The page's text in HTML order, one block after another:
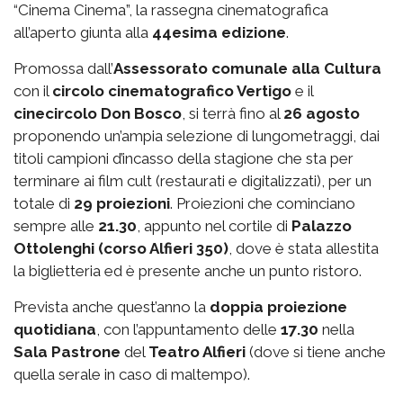
“Cinema Cinema”, la rassegna cinematografica
all’aperto giunta alla 44esima edizione.
Promossa dall’Assessorato comunale alla Cultura
con il circolo cinematografico Vertigo e il
cinecircolo Don Bosco, si terrà fino al 26 agosto
proponendo un’ampia selezione di lungometraggi, dai
titoli campioni d’incasso della stagione che sta per
terminare ai film cult (restaurati e digitalizzati), per un
totale di 29 proiezioni. Proiezioni che cominciano
sempre alle 21.30, appunto nel cortile di Palazzo
Ottolenghi (corso Alfieri 350), dove è stata allestita
la biglietteria ed è presente anche un punto ristoro.
Prevista anche quest’anno la doppia proiezione
quotidiana, con l’appuntamento delle 17.30 nella
Sala Pastrone del Teatro Alfieri (dove si tiene anche
quella serale in caso di maltempo).